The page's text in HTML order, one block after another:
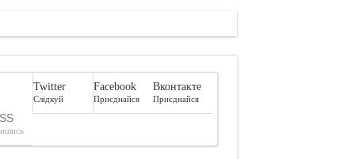
Twitter
Слідкуй
Facebook
Приєднайся
Вконтакте
Приєднайся